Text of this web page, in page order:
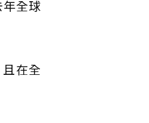
全球
在全